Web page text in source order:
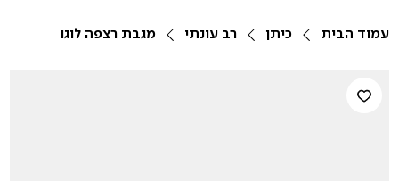
עמוד הבית כיתן רב עונתי מגבת רצפה לוגו